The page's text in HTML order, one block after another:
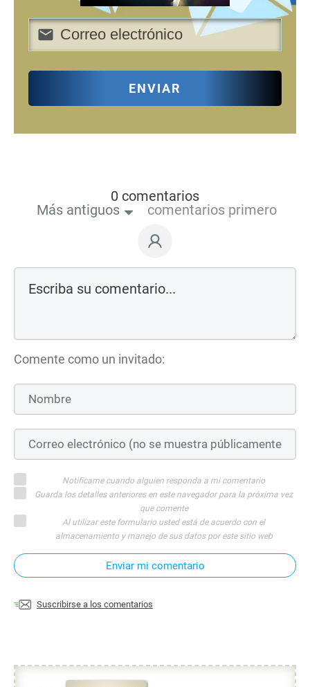
ENVIAR
0 comentarios
Más antiguos
comentarios primero
Comente como un invitado:
Notifícame cuando alguien responda a mi comentario
Guarda los detalles anteriores en este navegador para la próxima vez
que comente
Al utilizar este formulario usted está de acuerdo con el
almacenamiento y manejo de sus datos por este sitio web
Enviar mi comentario
Suscribirse a los comentarios